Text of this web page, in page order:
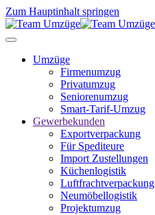
Zum Hauptinhalt springen
Umzüge
Firmenumzug
Privatumzug
Seniorenumzug
Smart-Tarif-Umzug
Gewerbekunden
Exportverpackung
Für Spediteure
Import Zustellungen
Küchenlogistik
Luftfrachtverpackung
Neumöbellogistik
Projektumzug